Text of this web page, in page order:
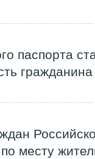
паспорта
месту